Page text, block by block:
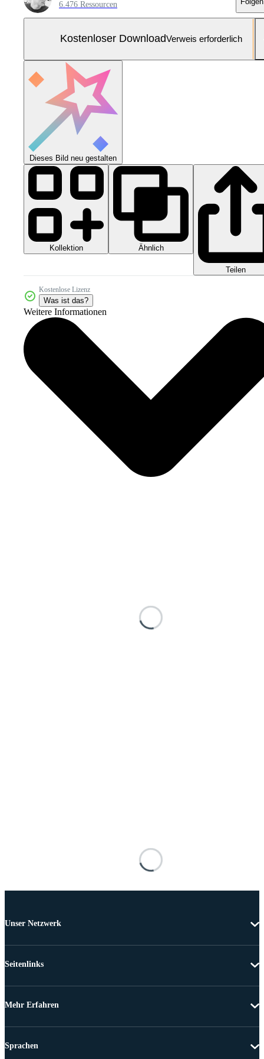
6.476 Ressourcen
Kostenloser DownloadVerweis erforderlich
Dieses Bild neu gestalten
Kollektion Ähnlich
Teilen
Kostenlose Lizenz
Was ist das?
Weitere Informationen
Unser Netzwerk
Seitenlinks
Mehr Erfahren
Sprachen